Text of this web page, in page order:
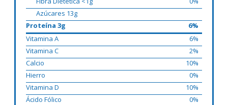
Azúcares 13g
Proteína 3g
6%
Vitamina A
6%
Vitamina C
2%
Calcio
10%
Hierro
0%
Vitamina D
10%
Ácido Fólico
0%